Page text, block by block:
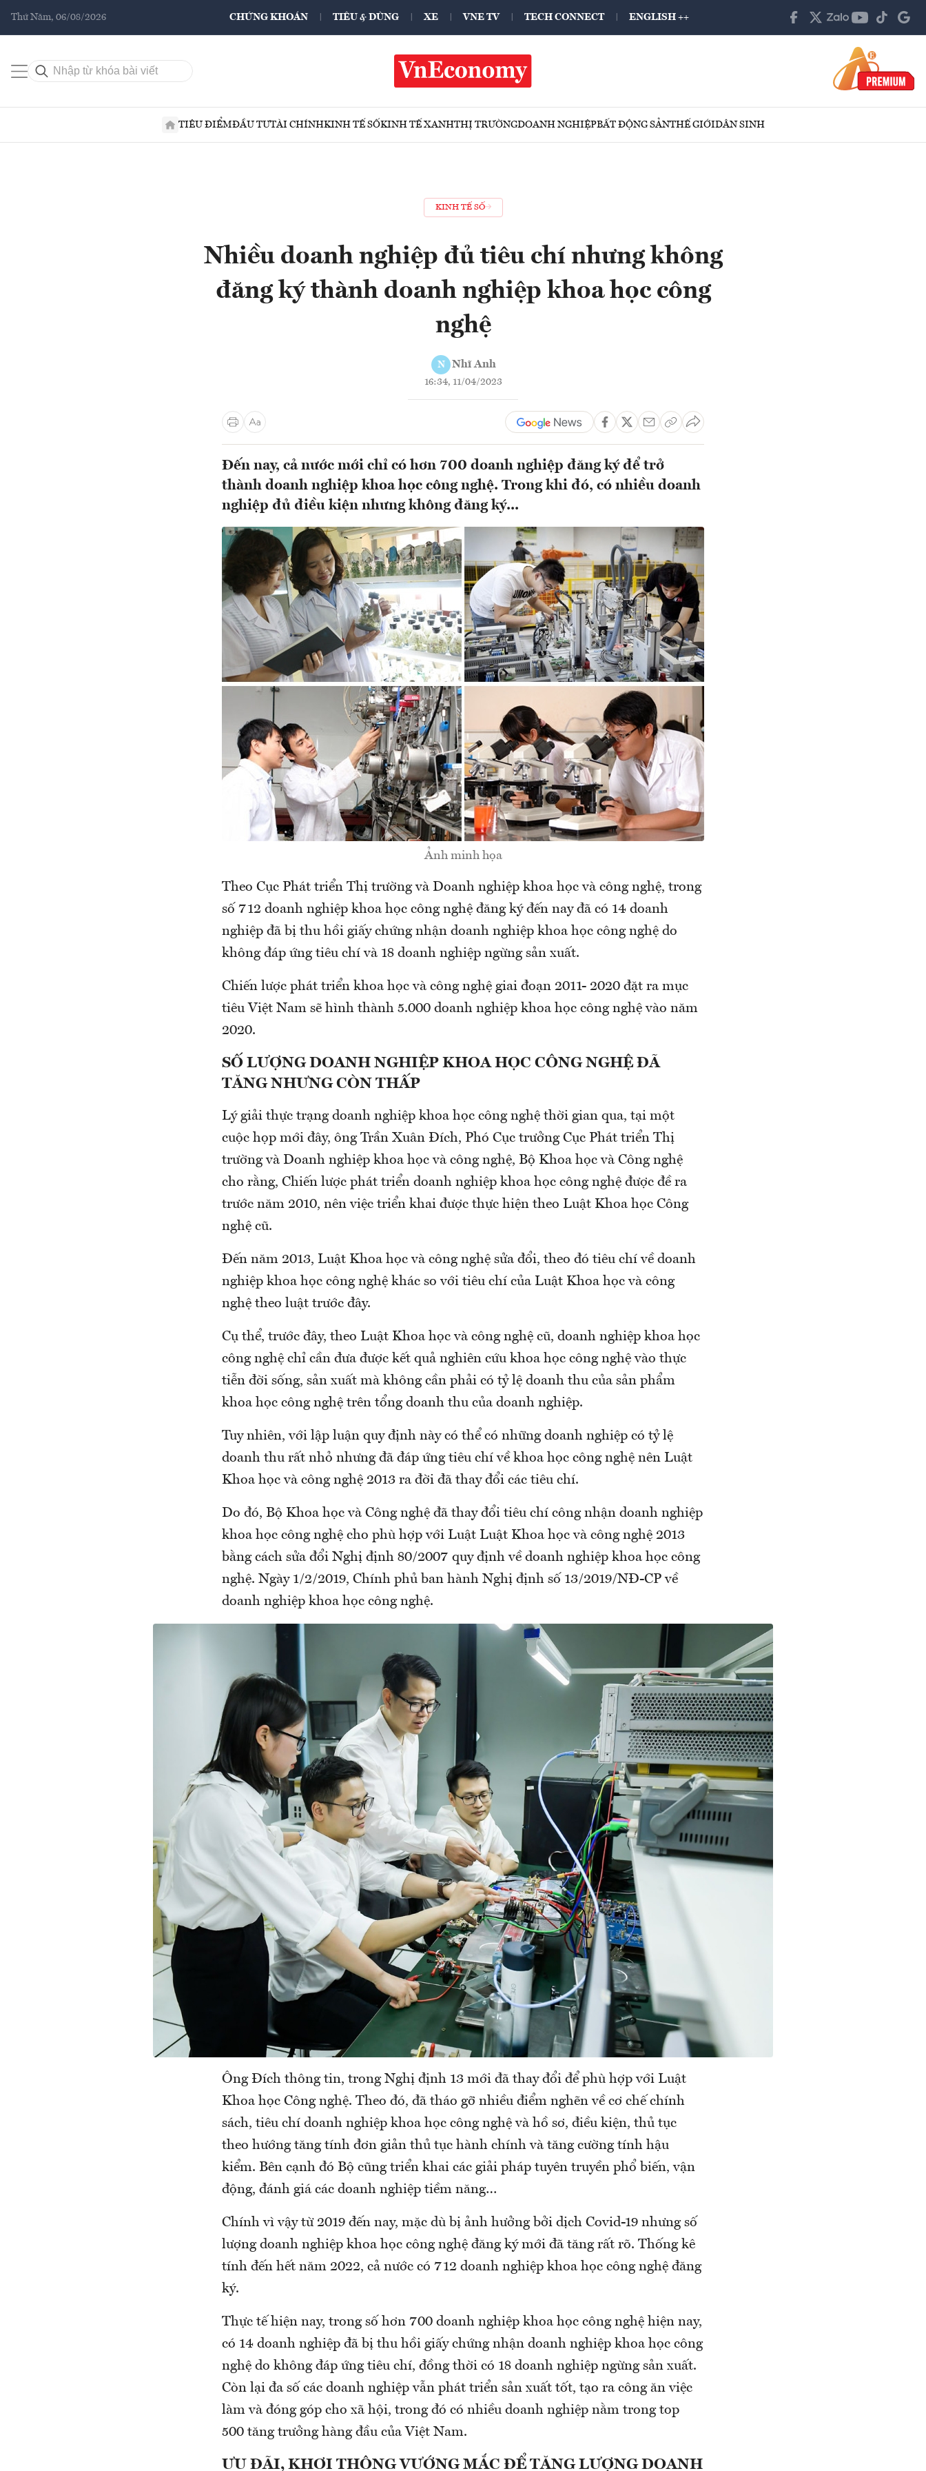
Thứ Năm, 06/08/2026 CHỨNG KHOÁN TIÊU & DÙNG XE VNE TV TECH CONNECT ENGLISH ++
TIÊU ĐIỂMĐẦU TƯTÀI CHÍNHKINH TẾ SỐKINH TẾ XANHTHỊ TRƯỜNGDOANH NGHIỆPBẤT ĐỘNG SẢNTHẾ GIỚIDÂN SINH
KINH TẾ SỐ
Nhiều doanh nghiệp đủ tiêu chí nhưng không
đăng ký thành doanh nghiệp khoa học công
nghệ
N Nhĩ Anh
16:34, 11/04/2023
Đến nay, cả nước mới chỉ có hơn 700 doanh nghiệp đăng ký để trở
thành doanh nghiệp khoa học công nghệ. Trong khi đó, có nhiều doanh
nghiệp đủ điều kiện nhưng không đăng ký...
Ảnh minh họa
Theo Cục Phát triển Thị trường và Doanh nghiệp khoa học và công nghệ, trong
số 712 doanh nghiệp khoa học công nghệ đăng ký đến nay đã có 14 doanh
nghiệp đã bị thu hồi giấy chứng nhận doanh nghiệp khoa học công nghệ do
không đáp ứng tiêu chí và 18 doanh nghiệp ngừng sản xuất.
Chiến lược phát triển khoa học và công nghệ giai đoạn 2011- 2020 đặt ra mục
tiêu Việt Nam sẽ hình thành 5.000 doanh nghiệp khoa học công nghệ vào năm
2020.
SỐ LƯỢNG DOANH NGHIỆP KHOA HỌC CÔNG NGHỆ ĐÃ
TĂNG NHƯNG CÒN THẤP
Lý giải thực trạng doanh nghiệp khoa học công nghệ thời gian qua, tại một
cuộc họp mới đây, ông Trần Xuân Đích, Phó Cục trưởng Cục Phát triển Thị
trường và Doanh nghiệp khoa học và công nghệ, Bộ Khoa học và Công nghệ
cho rằng, Chiến lược phát triển doanh nghiệp khoa học công nghệ được đề ra
trước năm 2010, nên việc triển khai được thực hiện theo Luật Khoa học Công
nghệ cũ.
Đến năm 2013, Luật Khoa học và công nghệ sửa đổi, theo đó tiêu chí về doanh
nghiệp khoa học công nghệ khác so với tiêu chí của Luật Khoa học và công
nghệ theo luật trước đây.
Cụ thể, trước đây, theo Luật Khoa học và công nghệ cũ, doanh nghiệp khoa học
công nghệ chỉ cần đưa được kết quả nghiên cứu khoa học công nghệ vào thực
tiễn đời sống, sản xuất mà không cần phải có tỷ lệ doanh thu của sản phẩm
khoa học công nghệ trên tổng doanh thu của doanh nghiệp.
Tuy nhiên, với lập luận quy định này có thể có những doanh nghiệp có tỷ lệ
doanh thu rất nhỏ nhưng đã đáp ứng tiêu chí về khoa học công nghệ nên Luật
Khoa học và công nghệ 2013 ra đời đã thay đổi các tiêu chí.
Do đó, Bộ Khoa học và Công nghệ đã thay đổi tiêu chí công nhận doanh nghiệp
khoa học công nghệ cho phù hợp với Luật Luật Khoa học và công nghệ 2013
bằng cách sửa đổi Nghị định 80/2007 quy định về doanh nghiệp khoa học công
nghệ. Ngày 1/2/2019, Chính phủ ban hành Nghị định số 13/2019/NĐ-CP về
doanh nghiệp khoa học công nghệ.
Ông Đích thông tin, trong Nghị định 13 mới đã thay đổi để phù hợp với Luật
Khoa học Công nghệ. Theo đó, đã tháo gỡ nhiều điểm nghẽn về cơ chế chính
sách, tiêu chí doanh nghiệp khoa học công nghệ và hồ sơ, điều kiện, thủ tục
theo hướng tăng tính đơn giản thủ tục hành chính và tăng cường tính hậu
kiểm. Bên cạnh đó Bộ cũng triển khai các giải pháp tuyên truyền phổ biến, vận
động, đánh giá các doanh nghiệp tiềm năng…
Chính vì vậy từ 2019 đến nay, mặc dù bị ảnh hưởng bởi dịch Covid-19 nhưng số
lượng doanh nghiệp khoa học công nghệ đăng ký mới đã tăng rất rõ. Thống kê
tính đến hết năm 2022, cả nước có 712 doanh nghiệp khoa học công nghệ đăng
ký.
Thực tế hiện nay, trong số hơn 700 doanh nghiệp khoa học công nghệ hiện nay,
có 14 doanh nghiệp đã bị thu hồi giấy chứng nhận doanh nghiệp khoa học công
nghệ do không đáp ứng tiêu chí, đồng thời có 18 doanh nghiệp ngừng sản xuất.
Còn lại đa số các doanh nghiệp vẫn phát triển sản xuất tốt, tạo ra công ăn việc
làm và đóng góp cho xã hội, trong đó có nhiều doanh nghiệp nằm trong top
500 tăng trưởng hàng đầu của Việt Nam.
ƯU ĐÃI, KHƠI THÔNG VƯỚNG MẮC ĐỂ TĂNG LƯỢNG DOANH